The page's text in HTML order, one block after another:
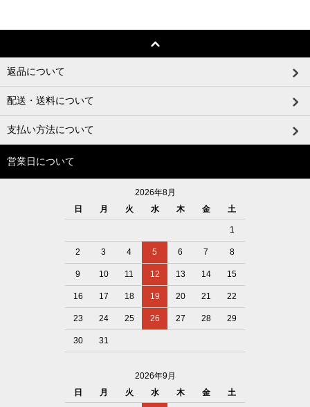
返品について
配送・送料について
支払い方法について
営業日について
2026年8月
日
月 火 水 木 金 土
1
2 3 4 5 6 7 8
9 10 11 12 13 14 15
16 17 18 19 20 21 22
23 24 25 26 27 28 29
30 31
2026年9月
日
月 火 水 木 金 土